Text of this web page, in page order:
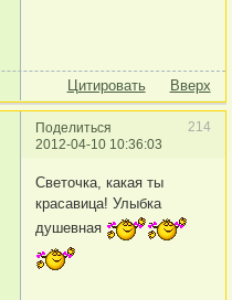
Цитировать Вверх
Поделиться
214
2012-04-10 10:36:03
Светочка, какая ты
красавица! Улыбка
душевная